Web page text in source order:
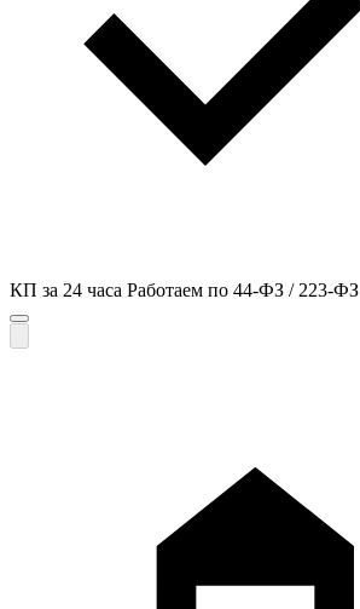
КП за 24 часа Работаем по 44-ФЗ / 223-ФЗ